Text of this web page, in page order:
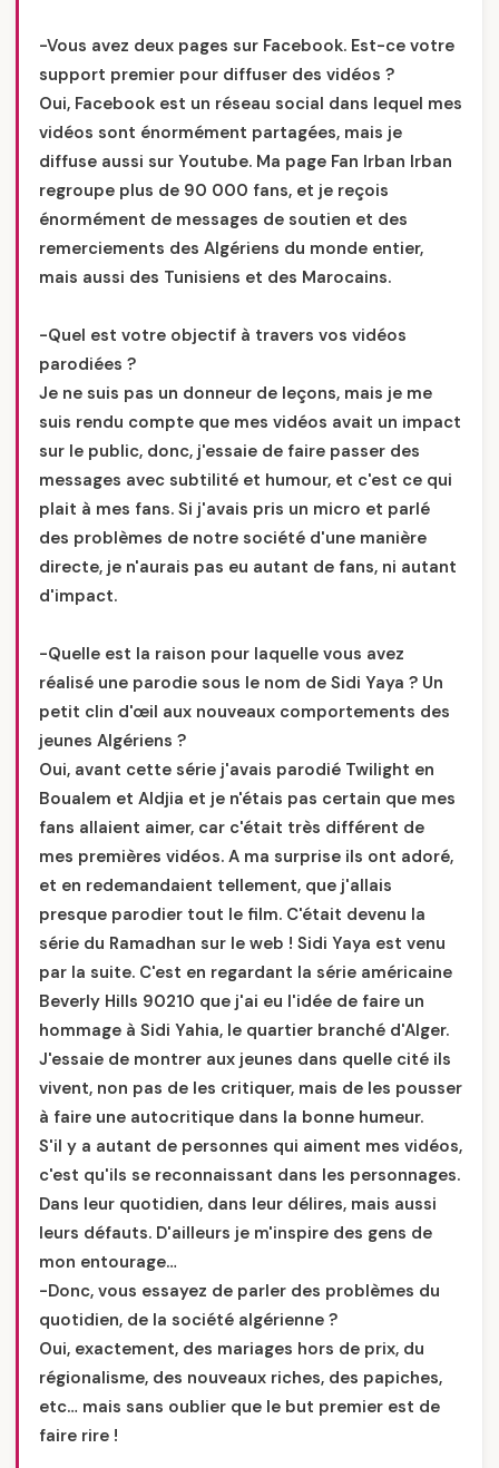
-Vous avez deux pages sur Facebook. Est-ce votre
support premier pour diffuser des vidéos ?
Oui, Facebook est un réseau social dans lequel mes
vidéos sont énormément partagées, mais je
diffuse aussi sur Youtube. Ma page Fan Irban Irban
regroupe plus de 90 000 fans, et je reçois
énormément de messages de soutien et des
remerciements des Algériens du monde entier,
mais aussi des Tunisiens et des Marocains.
-Quel est votre objectif à travers vos vidéos
parodiées ?
Je ne suis pas un donneur de leçons, mais je me
suis rendu compte que mes vidéos avait un impact
sur le public, donc, j'essaie de faire passer des
messages avec subtilité et humour, et c'est ce qui
plait à mes fans. Si j'avais pris un micro et parlé
des problèmes de notre société d'une manière
directe, je n'aurais pas eu autant de fans, ni autant
d'impact.
-Quelle est la raison pour laquelle vous avez
réalisé une parodie sous le nom de Sidi Yaya ? Un
petit clin d'œil aux nouveaux comportements des
jeunes Algériens ?
Oui, avant cette série j'avais parodié Twilight en
Boualem et Aldjia et je n'étais pas certain que mes
fans allaient aimer, car c'était très différent de
mes premières vidéos. A ma surprise ils ont adoré,
et en redemandaient tellement, que j'allais
presque parodier tout le film. C'était devenu la
série du Ramadhan sur le web ! Sidi Yaya est venu
par la suite. C'est en regardant la série américaine
Beverly Hills 90210 que j'ai eu l'idée de faire un
hommage à Sidi Yahia, le quartier branché d'Alger.
J'essaie de montrer aux jeunes dans quelle cité ils
vivent, non pas de les critiquer, mais de les pousser
à faire une autocritique dans la bonne humeur.
S'il y a autant de personnes qui aiment mes vidéos,
c'est qu'ils se reconnaissant dans les personnages.
Dans leur quotidien, dans leur délires, mais aussi
leurs défauts. D'ailleurs je m'inspire des gens de
mon entourage…
-Donc, vous essayez de parler des problèmes du
quotidien, de la société algérienne ?
Oui, exactement, des mariages hors de prix, du
régionalisme, des nouveaux riches, des papiches,
etc… mais sans oublier que le but premier est de
faire rire !